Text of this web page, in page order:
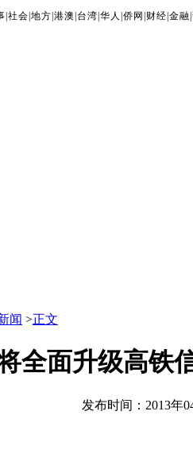
|社会 |地方 |港澳 台湾 |华人 |侨网 财经 |金融 |
闻 >正文
全面升级高铁
发布时间：2013年